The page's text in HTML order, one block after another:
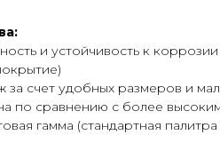
и устойчивость к
за счет удобных размеров и
по сравнению с более
гамма (стандартная палитра